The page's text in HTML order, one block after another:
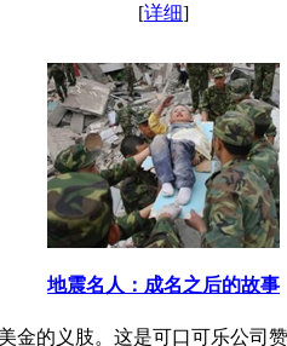
[详细]
地震名人：成名之后的故事
金的义肢。这是可口可乐公